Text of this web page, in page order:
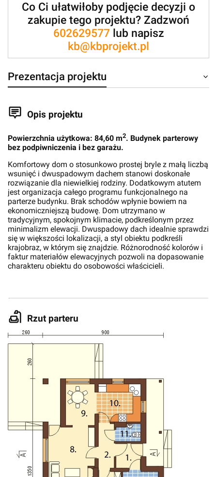
Co Ci ułatwiłoby podjęcie decyzji o
zakupie tego projektu? Zadzwoń
602629577lub napisz
kb@kbprojekt.pl
Prezentacja projektu
Opis projektu
Powierzchnia użytkowa: 84,60 m2. Budynek parterowy
bez podpiwniczenia i bez garażu.
Komfortowy dom o stosunkowo prostej bryle z małą liczbą
wsunięć i dwuspadowym dachem stanowi doskonałe
rozwiązanie dla niewielkiej rodziny. Dodatkowym atutem
jest organizacja całego programu funkcjonalnego na
parterze budynku. Brak schodów wpłynie bowiem na
ekonomiczniejszą budowę. Dom utrzymano w
tradycyjnym, spokojnym klimacie, podkreślonym przez
minimalizm elewacji. Dwuspadowy dach idealnie sprawdzi
się w większości lokalizacji, a styl obiektu podkreśli
krajobraz, w którym się znajdzie. Różnorodność kolorów i
faktur materiałów elewacyjnych pozwoli na dopasowanie
charakteru obiektu do osobowości właścicieli.
Rzut parteru